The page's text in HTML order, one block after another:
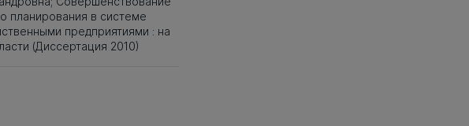
планирования в системе
предприятиями : на
(Диссертация 2010)